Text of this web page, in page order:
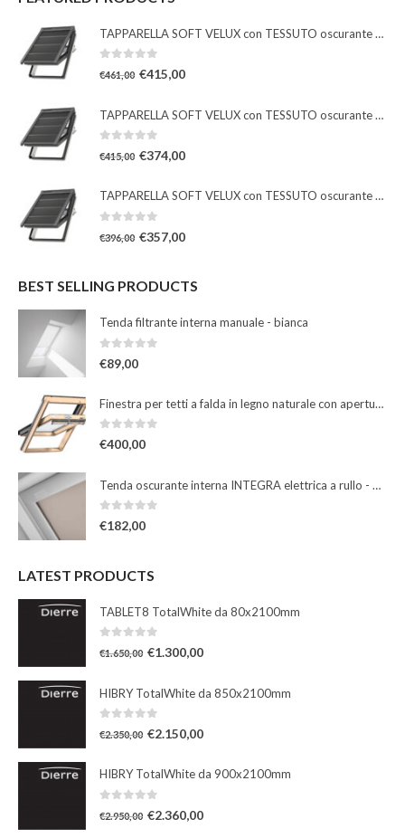
TAPPARELLA SOFT VELUX con TESSUTO oscurante solare
€461,00 €415,00
TAPPARELLA SOFT VELUX con TESSUTO oscurante solare
€415,00 €374,00
TAPPARELLA SOFT VELUX con TESSUTO oscurante solare
€396,00 €357,00
BEST SELLING PRODUCTS
Tenda filtrante interna manuale - bianca
€89,00
Finestra per tetti a falda in legno naturale con apertura a bilico manuale
0Su 5
€400,00
Tenda oscurante interna INTEGRA elettrica a rullo - beige
0Su 5
€182,00
LATEST PRODUCTS
TABLET8 TotalWhite da 80x2100mm
€1.650,00 €1.300,00
HIBRY TotalWhite da 850x2100mm
€2.350,00 €2.150,00
HIBRY TotalWhite da 900x2100mm
€2.950,00 €2.360,00